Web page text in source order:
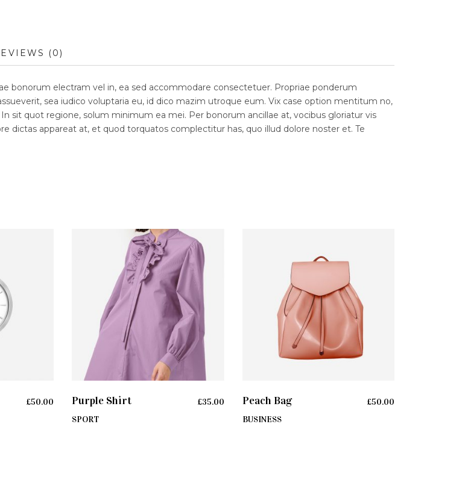
(0)
bonorum electram vel in, ea sed accommodare consectetuer. Propriae ponderum
sea iudico voluptaria eu, id dico mazim utroque eum. Vix case option mentitum no,
sit quot regione, solum minimum ea mei. Per bonorum ancillae at, vocibus gloriatur vis
dictas appareat at, et quod torquatos complectitur has, quo illud dolore noster et. Te
£50.00
ADD TO CART
Purple Shirt £35.00
SPORT
Peach Bag £50.00
BUSINESS